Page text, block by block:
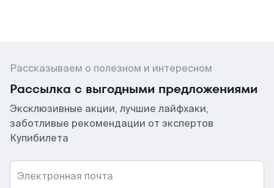
Рассказываем о полезном и интересном
Рассылка с выгодными предложениями
Эксклюзивные акции, лучшие лайфхаки,
заботливые рекомендации от экспертов
Купибилета
Электронная почта